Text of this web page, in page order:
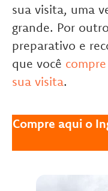
sua visita, uma
grande. Por
preparativo e
que você
sua visita.
Compre aqui o